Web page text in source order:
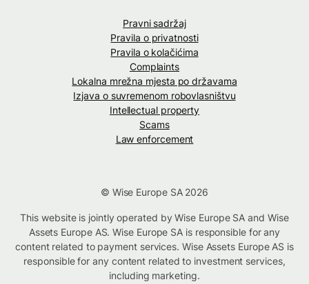
Pravni sadržaj
Pravila o privatnosti
Pravila o kolačićima
Complaints
Lokalna mrežna mjesta po državama
Izjava o suvremenom robovlasništvu
Intellectual property
Scams
Law enforcement
© Wise Europe SA 2026
This website is jointly operated by Wise Europe SA and Wise
Assets Europe AS. Wise Europe SA is responsible for any
content related to payment services. Wise Assets Europe AS is
responsible for any content related to investment services,
including marketing.